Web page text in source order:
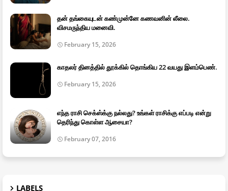
தன் தங்கையுடன் கண்முன்னே கணவனின் லீலை.
விசமருந்திய மனைவி.
February 15, 2026
காதலர் தினத்தில் தூக்கில் தொங்கிய 22 வயது இளம்பெண்.
February 15, 2026
எந்த ராசி செக்ஸ்க்கு நல்லது? உங்கள் ராசிக்கு எப்படி என்று
தெரிந்து கொள்ள ஆசையா?
February 07, 2016
LABELS